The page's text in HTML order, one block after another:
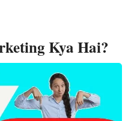
Kya Hai?